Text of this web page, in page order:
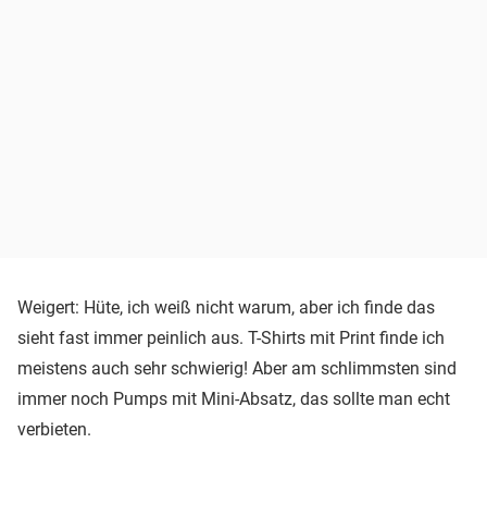
Weigert: Hüte, ich weiß nicht warum, aber ich finde das
sieht fast immer peinlich aus. T-Shirts mit Print finde ich
meistens auch sehr schwierig! Aber am schlimmsten sind
immer noch Pumps mit Mini-Absatz, das sollte man echt
verbieten.